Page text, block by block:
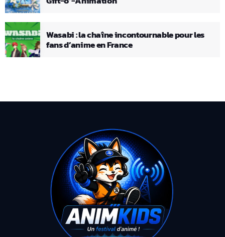
Wasabi : la chaîne incontournable pour les
fans d’anime en France